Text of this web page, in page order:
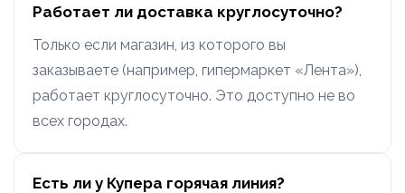
Работает ли доставка круглосуточно?
Только если магазин, из которого вы
заказываете (например, гипермаркет «Лента»),
работает круглосуточно. Это доступно не во
всех городах.
Есть ли у Купера горячая линия?